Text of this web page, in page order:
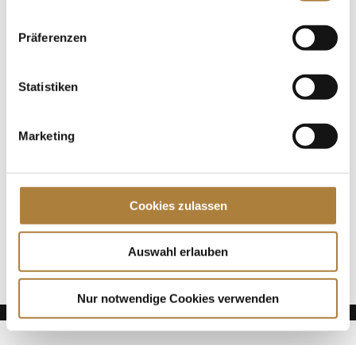
Präferenzen
Statistiken
Marketing
Cookies zulassen
Auswahl erlauben
Nur notwendige Cookies verwenden
Spenden
Aktuelle News
Weltmeister
100. Geburtstag von HGW: Warendorf erinnert an
eine Legende des Pferdesports
Goldenes Reitabzeichen für Carolina Miesner